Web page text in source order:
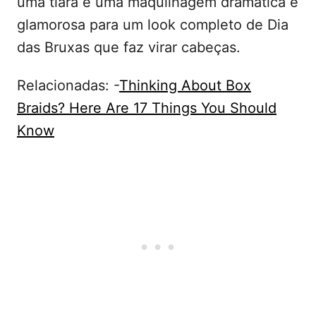
glamorosa para um look completo de Dia
das Bruxas que faz virar cabeças.
Relacionadas: -Thinking About Box
Braids? Here Are 17 Things You Should
Know